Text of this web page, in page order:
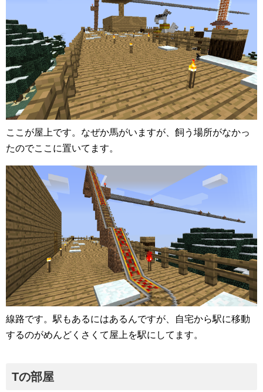
ここが屋上です。なぜか馬がいますが、飼う場所がなかっ
たのでここに置いてます。
線路です。駅もあるにはあるんですが、自宅から駅に移動
するのがめんどくさくて屋上を駅にしてます。
Tの部屋